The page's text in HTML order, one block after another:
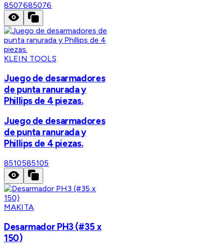
8507685076
KLEIN TOOLS
Juego de desarmadores
de punta ranurada y
Phillips de 4 piezas.
Juego de desarmadores
de punta ranurada y
Phillips de 4 piezas.
8510585105
MAKITA
Desarmador PH3 (#35 x
150)